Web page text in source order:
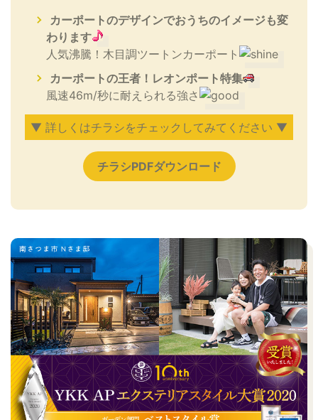
カーポートのデザインでおうちのイメージも変
わります
人気沸騰！木目調ツートンカーポート
カーポートの王者！レオンポート特集
風速46m/秒に耐えられる強さ
▼ 詳しくはチラシをチェックしてみてください ▼
チラシPDFダウンロード